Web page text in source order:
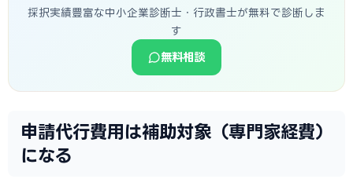
採択実績豊富な中小企業診断士・行政書士が無料で診断しま
す
無料相談
申請代行費用は補助対象（専門家経費）
になる